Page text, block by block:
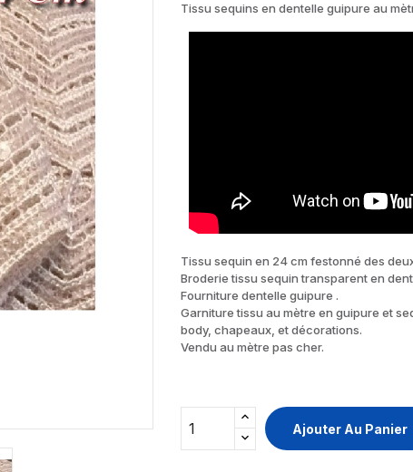
Tissu sequins en dentelle guipure au
Tissu sequin en 24 cm festonné des
Broderie tissu sequin transparent en
Fourniture dentelle guipure .
Garniture tissu au mètre en guipure et
body, chapeaux, et décorations.
Vendu au mètre pas cher.
Ajouter Au Panier